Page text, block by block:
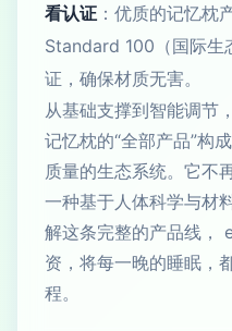
看认证 ：优质的记忆枕
Standard 100（国际生
证，确保材质无害。
从基础支撑到智能调节
记忆枕的“全部产品”构
质量的生态系统。它不
一种基于人体科学与材
解这条完整的产品线，
资，将每一晚的睡眠，
程。